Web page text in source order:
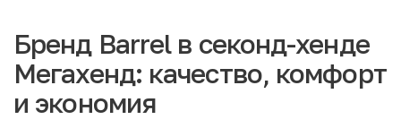
Бренд Barrel в секонд-хенде
Мегахенд: качество, комфорт
и экономия